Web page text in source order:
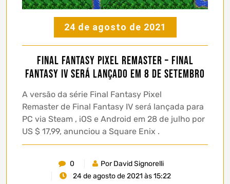
24 de agosto de 2021
Final Fantasy Pixel Remaster – Final
Fantasy IV será lançado em 8 de setembro
A versão da série Final Fantasy Pixel
Remaster de Final Fantasy IV será lançada para
PC via Steam , iOS e Android em 28 de julho por
US $ 17,99, anunciou a Square Enix .
0
Por David Signorelli
24 de agosto de 2021 às 15:22